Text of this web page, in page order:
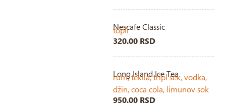
Nescafe Classic
topli
320.00 RSD
Long Island Ice Tea
rum, tekila, tripl sek, vodka,
džin, coca cola, limunov sok
950.00 RSD